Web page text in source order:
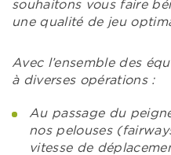
souhaitons vous faire
une qualité de jeu
Avec l’ensemble des
à diverses opérations :
Au passage du
nos pelouses
vitesse de